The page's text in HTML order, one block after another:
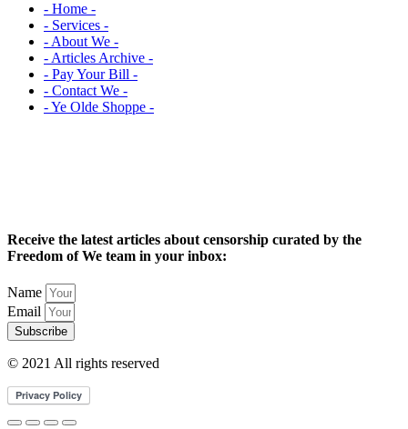
- Home -
- Services -
- About We -
- Articles Archive -
- Pay Your Bill -
- Contact We -
- Ye Olde Shoppe -
Receive the latest articles about censorship curated by the
Freedom of We team in your inbox:
Name
Email
Subscribe
© 2021 All rights reserved